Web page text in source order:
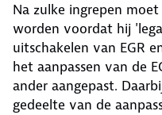
Na zulke ingrepen
worden voordat hij
uitschakelen van EGR
het aanpassen van de
ander aangepast.
gedeelte van de